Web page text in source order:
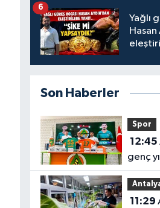
Yağlı
Hasan
6
Son Haberler
Spor
12:45
genç
kattı
11:29